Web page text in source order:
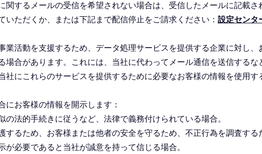
関するメールの受信を希望されない場合は、受信したメールに記載
いただくか、または下記まで配信停止をご請求ください：設定センタ
業活動を支援するため、データ処理サービスを提供する企業に対し
場合があります。これには、当社に代わってメール通信を送信するな
社にこれらのサービスを提供するために必要なお客様の情報を使用す
にお客様の情報を開示します：
の法的手続きに従うなど、法律で義務付けられている場合。
するため、お客様または他者の安全を守るため、不正行為を調査す
が必要であると当社が誠意を持って信じる場合。